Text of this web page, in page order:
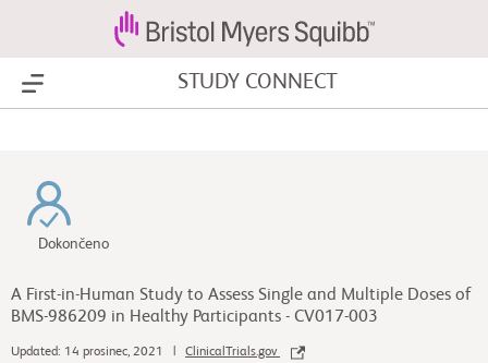
Show Menu STUDY CONNECT
Dokončeno
A First-in-Human Study to Assess Single and Multiple Doses of
BMS-986209 in Healthy Participants - CV017-003
Updated: 14 prosinec, 2021 | ClinicalTrials.gov